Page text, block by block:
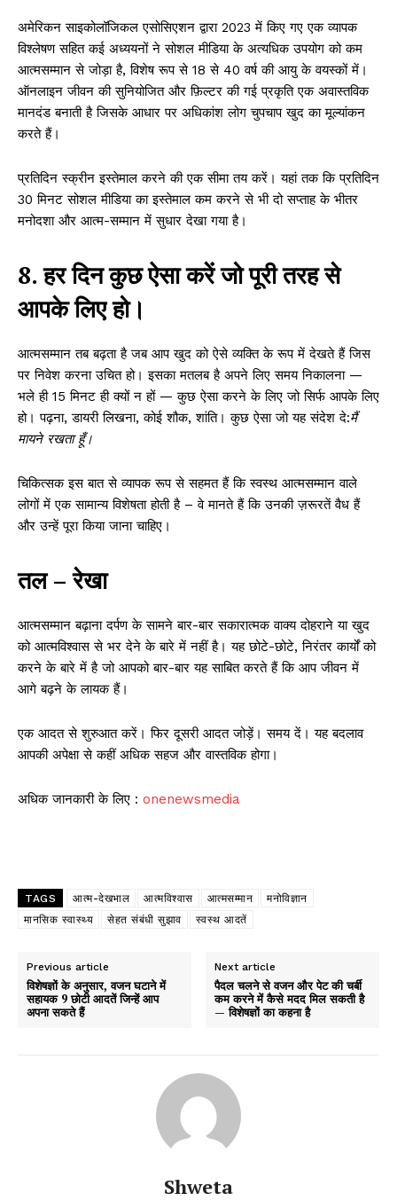
अमेरिकन साइकोलॉजिकल एसोसिएशन द्वारा 2023 में किए गए एक व्यापक
विश्लेषण सहित कई अध्ययनों ने सोशल मीडिया के अत्यधिक उपयोग को कम
आत्मसम्मान से जोड़ा है, विशेष रूप से 18 से 40 वर्ष की आयु के वयस्कों में।
ऑनलाइन जीवन की सुनियोजित और फ़िल्टर की गई प्रकृति एक अवास्तविक
मानदंड बनाती है जिसके आधार पर अधिकांश लोग चुपचाप खुद का मूल्यांकन
करते हैं।
प्रतिदिन स्क्रीन इस्तेमाल करने की एक सीमा तय करें। यहां तक ​​कि प्रतिदिन
30 मिनट सोशल मीडिया का इस्तेमाल कम करने से भी दो सप्ताह के भीतर
मनोदशा और आत्म-सम्मान में सुधार देखा गया है।
8. हर दिन कुछ ऐसा करें जो पूरी तरह से
आपके लिए हो।
आत्मसम्मान तब बढ़ता है जब आप खुद को ऐसे व्यक्ति के रूप में देखते हैं जिस
पर निवेश करना उचित हो। इसका मतलब है अपने लिए समय निकालना —
भले ही 15 मिनट ही क्यों न हों — कुछ ऐसा करने के लिए जो सिर्फ आपके लिए
हो। पढ़ना, डायरी लिखना, कोई शौक, शांति। कुछ ऐसा जो यह संदेश दे:मैं
मायने रखता हूँ।
चिकित्सक इस बात से व्यापक रूप से सहमत हैं कि स्वस्थ आत्मसम्मान वाले
लोगों में एक सामान्य विशेषता होती है – वे मानते हैं कि उनकी ज़रूरतें वैध हैं
और उन्हें पूरा किया जाना चाहिए।
तल – रेखा
आत्मसम्मान बढ़ाना दर्पण के सामने बार-बार सकारात्मक वाक्य दोहराने या खुद
को आत्मविश्वास से भर देने के बारे में नहीं है। यह छोटे-छोटे, निरंतर कार्यों को
करने के बारे में है जो आपको बार-बार यह साबित करते हैं कि आप जीवन में
आगे बढ़ने के लायक हैं।
एक आदत से शुरुआत करें। फिर दूसरी आदत जोड़ें। समय दें। यह बदलाव
आपकी अपेक्षा से कहीं अधिक सहज और वास्तविक होगा।
अधिक जानकारी के लिए : onenewsmedia
TAGS आत्म-देखभाल आत्मविश्वास आत्मसम्मान
मनोविज्ञान
मानसिक स्वास्थ्य
सेहत संबंधी सुझाव स्वस्थ आदतें
Previous article
विशेषज्ञों के अनुसार, वजन घटाने में
सहायक 9 छोटी आदतें जिन्हें आप
अपना सकते हैं
Next article
पैदल चलने से वजन और पेट की चर्बी
कम करने में कैसे मदद मिल सकती है
— विशेषज्ञों का कहना है
Shweta